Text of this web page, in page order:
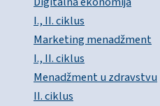
I., II. ciklus
Marketing menadžment
I., II. ciklus
Menadžment u zdravstvu
II. ciklus